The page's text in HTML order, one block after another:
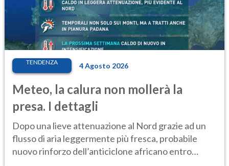
TENDENZA 4 Agosto 2026
Meteo, la calura non mollerà la
presa. I dettagli
Dopo una lieve attenuazione al Nord grazie ad un
flusso di aria leggermente più fresca, probabile
nuovo rinforzo dell’anticiclone africano entro